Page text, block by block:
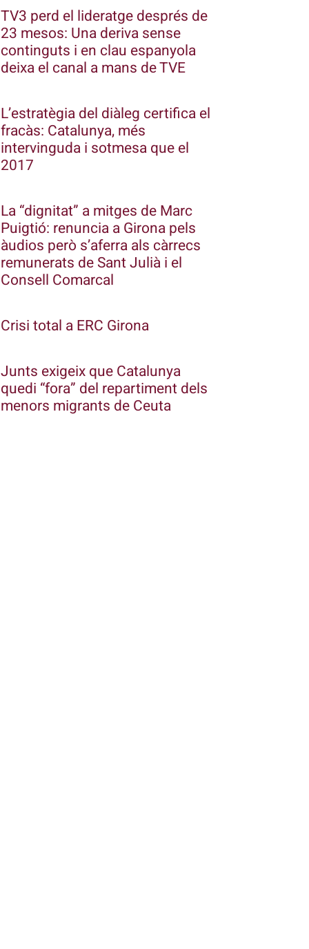
TV3 perd el lideratge després de
23 mesos: Una deriva sense
continguts i en clau espanyola
deixa el canal a mans de TVE
L’estratègia del diàleg certifica el
fracàs: Catalunya, més
intervinguda i sotmesa que el
2017
La “dignitat” a mitges de Marc
Puigtió: renuncia a Girona pels
àudios però s’aferra als càrrecs
remunerats de Sant Julià i el
Consell Comarcal
Crisi total a ERC Girona
Junts exigeix que Catalunya
quedi “fora” del repartiment dels
menors migrants de Ceuta